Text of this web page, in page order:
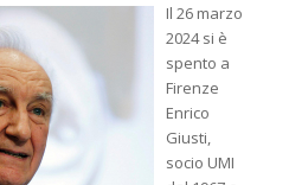
Il 26 marzo
2024 si è
spento a
Firenze
Enrico
Giusti,
socio UMI